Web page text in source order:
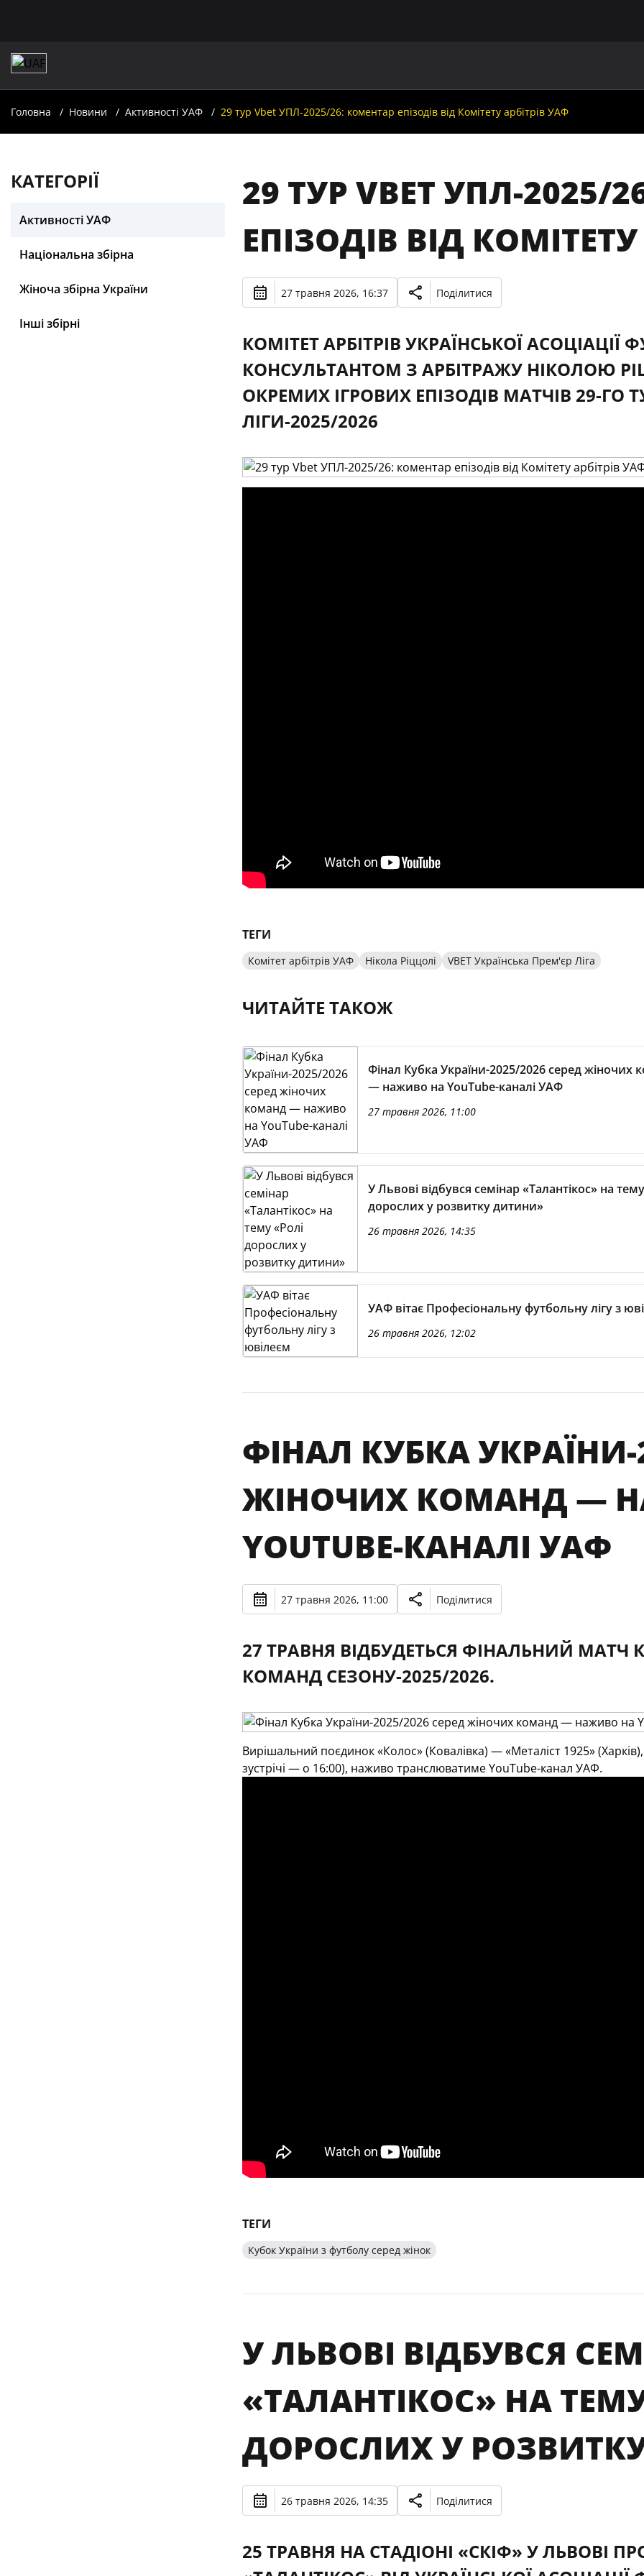
Головна Новини Активності УАФ 29 тур Vbet УПЛ-2025/26: коментар епізодів від Комітету арбітрів УАФ
КАТЕГОРІЇ
Активності УАФ
Національна збірна
Жіноча збірна України
Інші збірні
29 ТУР VBET УПЛ-2025/
ЕПІЗОДІВ ВІД
27 травня 2026, 16:37 Поділитися
КОМІТЕТ АРБІТРІВ УКРАЇНСЬКОЇ АСОЦІАЦІЇ
КОНСУЛЬТАНТОМ З АРБІТРАЖУ НІКОЛОЮ
ОКРЕМИХ ІГРОВИХ ЕПІЗОДІВ МАТЧІВ 29-ГО
ЛІГИ-2025/2026
ТЕГИ
Комітет арбітрів УАФ Нікола Ріццолі VBET Українська Прем'єр Ліга
ЧИТАЙТЕ ТАКОЖ
Фінал Кубка України-2025/2026 серед жіночих
— наживо на YouTube-каналі УАФ
27 травня 2026, 11:00
У Львові відбувся семінар «Талантікос» на
дорослих у розвитку дитини»
26 травня 2026, 14:35
УАФ вітає Професіональну футбольну лігу з
26 травня 2026, 12:02
ФІНАЛ КУБКА УКРАЇНИ-
ЖІНОЧИХ КОМАНД —
YOUTUBE-КАНАЛІ УАФ
27 травня 2026, 11:00 Поділитися
27 ТРАВНЯ ВІДБУДЕТЬСЯ ФІНАЛЬНИЙ МАТЧ
КОМАНД СЕЗОНУ-2025/2026.
Вирішальний поєдинок «Колос» (Ковалівка) — «Металіст 1925»
зустрічі — о 16:00), наживо транслюватимеYouTube-канал УАФ.
ТЕГИ
Кубок України з футболу серед жінок
У ЛЬВОВІ ВІДБУВСЯ
«ТАЛАНТІКОС» НА
ДОРОСЛИХ У
26 травня 2026, 14:35 Поділитися
25 ТРАВНЯ НА СТАДІОНІ «СКІФ» У ЛЬВОВІ